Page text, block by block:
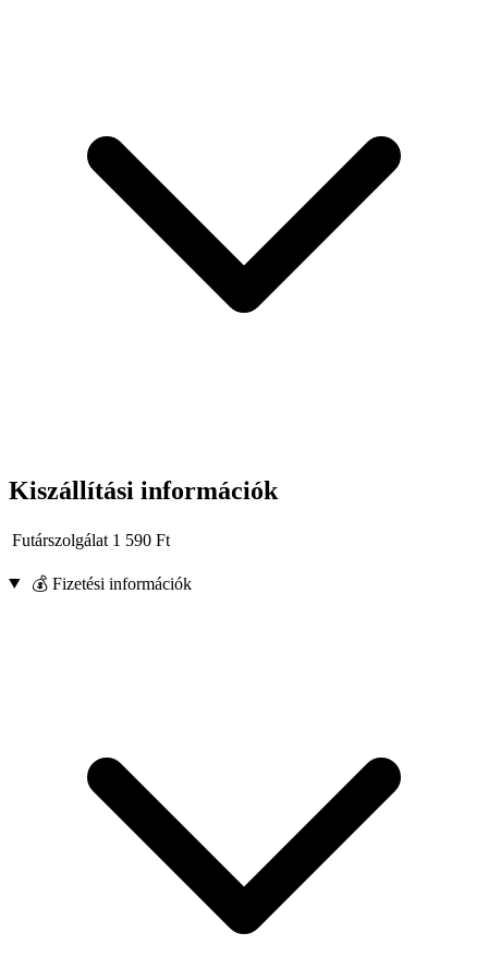
Kiszállítási információk
Futárszolgálat 1 590 Ft
💰 Fizetési információk